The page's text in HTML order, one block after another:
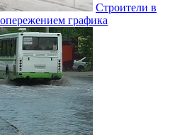
Строители в
графика